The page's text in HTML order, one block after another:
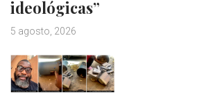
ideológicas”
5 agosto, 2026